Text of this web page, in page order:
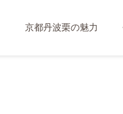
京都丹波栗の魅力